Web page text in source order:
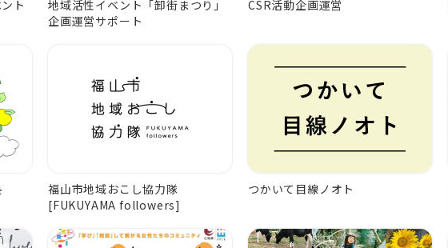
ト
地域活性イベント「卸街まつり」
企画運営サポート
CSR活動企画運営
福山市地域おこし協力隊
[FUKUYAMA followers]
つかいて目線ノオト